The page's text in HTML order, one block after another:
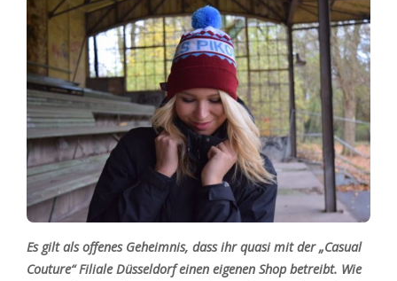
Es gilt als offenes Geheimnis, dass ihr quasi mit der „Casual
Couture“ Filiale Düsseldorf einen eigenen Shop betreibt. Wie